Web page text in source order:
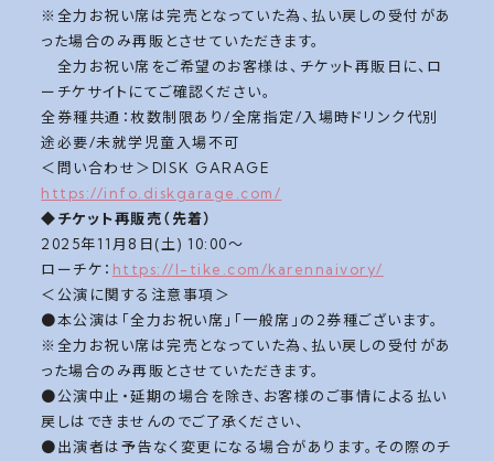
※全力お祝い席は完売となっていた為、払い戻しの受付があ
った場合のみ再販とさせていただきます。
全力お祝い席をご希望のお客様は、チケット再販日に、ロ
ーチケサイトにてご確認ください。
全券種共通：枚数制限あり/全席指定/入場時ドリンク代別
途必要/未就学児童入場不可
＜問い合わせ＞DISK GARAGE
https://info.diskgarage.com/
◆チケット再販売（先着）
2025年11月8日(土) 10:00〜
ローチケ： https://l-tike.com/karennaivory/
＜公演に関する注意事項＞
●本公演は「全力お祝い席」「一般席」の2券種ございます。
※全力お祝い席は完売となっていた為、払い戻しの受付があ
った場合のみ再販とさせていただきます。
●公演中止・延期の場合を除き、お客様のご事情による払い
戻しはできませんのでご了承ください、
●出演者は予告なく変更になる場合があります。その際のチ